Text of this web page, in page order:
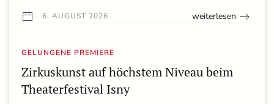
6. AUGUST 2026 weiterlesen
GELUNGENE PREMIERE
Zirkuskunst auf höchstem Niveau beim
Theaterfestival Isny